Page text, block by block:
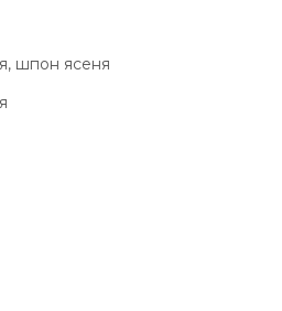
шпон ясеня